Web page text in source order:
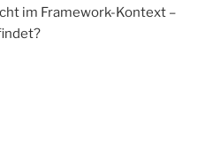
im Framework-Kontext –